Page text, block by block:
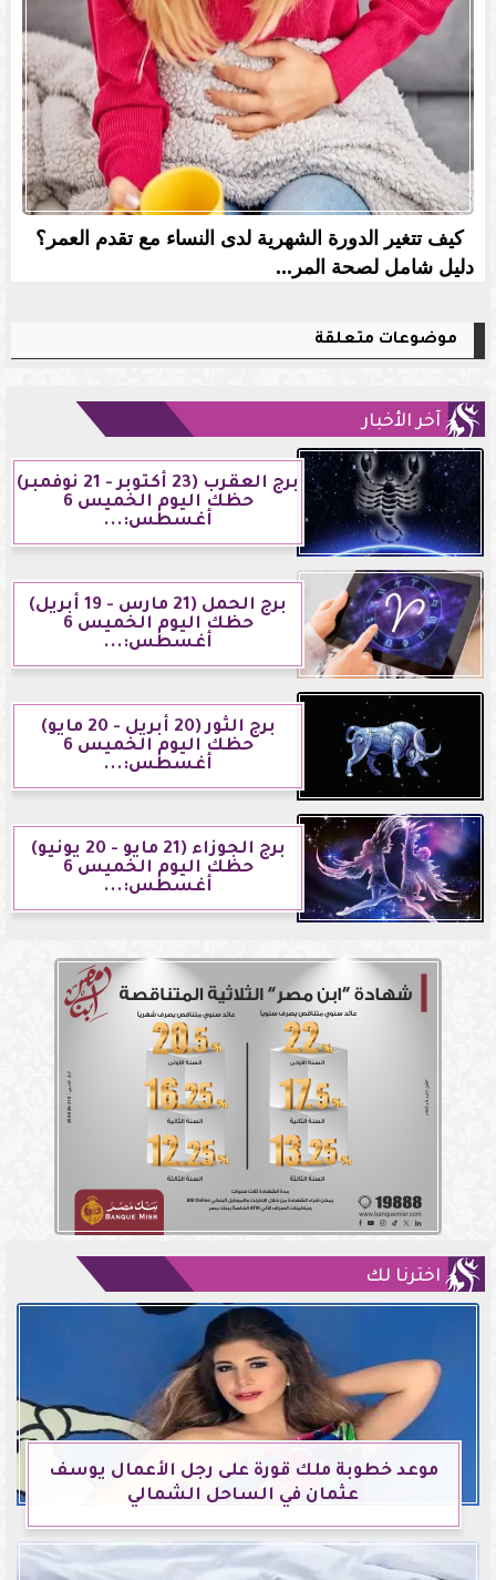
كيف تتغير الدورة الشهرية لدى النساء مع تقدم العمر؟
دليل شامل لصحة المر...
موضوعات متعلقة
آخر الأخبار
برج العقرب (23 أكتوبر - 21 نوفمبر)
حظك اليوم الخميس 6
أغسطس:...
برج الحمل (21 مارس - 19 أبريل)
حظك اليوم الخميس 6
أغسطس:...
برج الثور (20 أبريل - 20 مايو)
حظك اليوم الخميس 6
أغسطس:...
برج الجوزاء (21 مايو - 20 يونيو)
حظك اليوم الخميس 6
أغسطس:...
اخترنا لك
موعد خطوبة ملك قورة على رجل الأعمال يوسف
عثمان في الساحل الشمالي